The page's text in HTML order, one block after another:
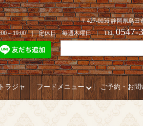
〒427-0056 静岡県島田
～19:00 | 定休日 毎週木曜日 | TEL0547-
ラジャ フードメニュー ご予約・お問